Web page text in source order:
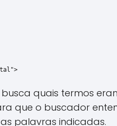
quais termos
que o buscador
palavras indicadas.